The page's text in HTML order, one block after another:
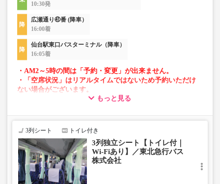
10:30発
広瀬通り㊶番 (降車）
16:00着
仙台駅東口バスターミナル（降車）
16:05着
・AM2～5時の間は「予約・変更」が出来ません。
・「空席状況」はリアルタイムではないため予約いただけ
ない場合がございます。
・車両は予告なく変更となる場合がございます。これに伴
で、あらかじめご了承ください。
もっと見る
3列シート トイレ付き
3列独立シート【トイレ付｜
Wi-Fiあり】／東北急行バス
株式会社